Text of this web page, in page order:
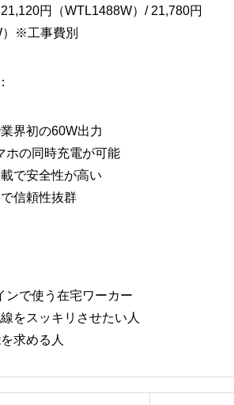
円（WTL1488W）/ 21,780円
）※工事費別
：
界初の60W出力
ホの同時充電が可能
で安全性が高い
信頼性抜群
ンで使う在宅ワーカー
をスッキリさせたい人
求める人